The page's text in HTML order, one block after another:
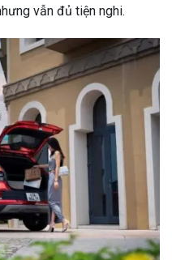
vẫn đủ tiện nghi.